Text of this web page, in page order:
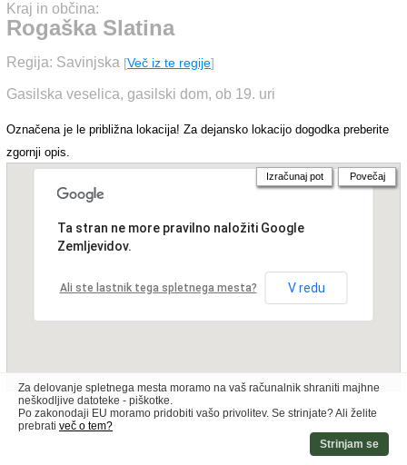
Kraj in občina:
Rogaška Slatina
Regija: Savinjska [Več iz te regije]
Gasilska veselica, gasilski dom, ob 19. uri
Označena je le približna lokacija! Za dejansko lokacijo dogodka preberite
zgornji opis.
Ta stran ne more pravilno naložiti Google
Zemljevidov.
Ali ste lastnik tega spletnega mesta? V redu
Izračunaj pot Povečaj
Za delovanje spletnega mesta moramo na vaš računalnik shraniti majhne
neškodljive datoteke - piškotke.
Po zakonodaji EU moramo pridobiti vašo privolitev. Se strinjate? Ali želite
prebrati več o tem?
Strinjam se